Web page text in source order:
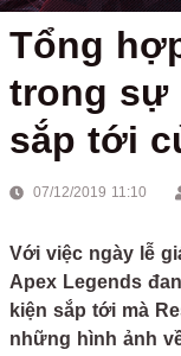
Tổng
trong sự
sắp tới
07/12/2019 11:10
Với việc ngày lễ
Apex Legends
kiện sắp tới mà
những hình ảnh